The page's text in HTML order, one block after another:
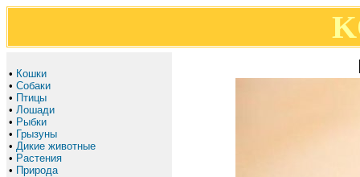
• Кошки
• Собаки
• Птицы
• Лошади
• Рыбки
• Грызуны
• Дикие животные
• Растения
• Природа